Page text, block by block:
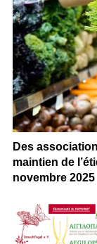
Des
maintien de
novembre 2025